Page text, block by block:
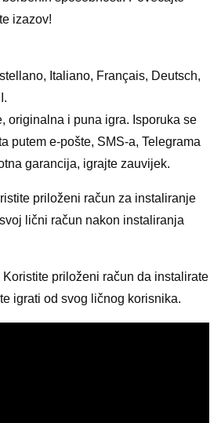
izazov!
Italiano, Français, Deutsch,
Polski, Pusskij, العربية.
originalna i puna igra. Isporuka se
putem e-pošte, SMS-a, Telegrama
garancija, igrajte zauvijek.
priloženi račun za instaliranje
lični račun nakon instaliranja
Koristite priloženi račun da instalirate
igrati od svog ličnog korisnika.